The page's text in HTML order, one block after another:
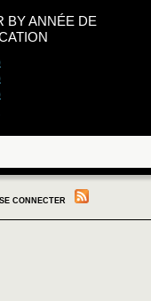
BY ANNÉE DE
SE CONNECTER